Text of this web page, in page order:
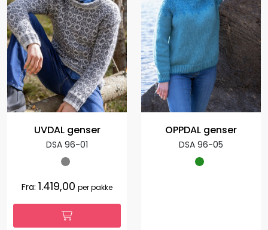
UVDAL genser
DSA 96-01
Fra: 1.419,00 per pakke
OPPDAL genser
DSA 96-05